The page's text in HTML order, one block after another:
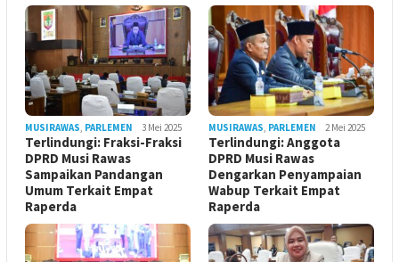
MUSIRAWAS PARLEMEN 3 Mei 2025
Terlindungi: Fraksi-Fraksi
DPRD Musi Rawas
Sampaikan Pandangan
Umum Terkait Empat
Raperda
MUSIRAWAS PARLEMEN 2 Mei 2025
Terlindungi: Anggota
DPRD Musi Rawas
Dengarkan Penyampaian
Wabup Terkait Empat
Raperda